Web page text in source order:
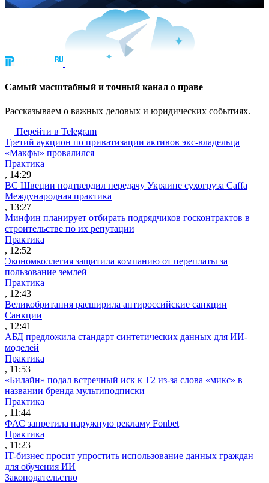
Cамый масштабный и точный канал о праве
Рассказываем о важных деловых и юридических событиях.
Перейти в Telegram
Третий аукцион по приватизации активов экс-владельца
«Макфы» провалился
Практика
, 14:29
ВС Швеции подтвердил передачу Украине сухогруза Caffa
Международная практика
, 13:27
Минфин планирует отбирать подрядчиков госконтрактов в
строительстве по их репутации
Практика
, 12:52
Экономколлегия защитила компанию от переплаты за
пользование землей
Практика
, 12:43
Великобритания расширила антироссийские санкции
Санкции
, 12:41
АБД предложила стандарт синтетических данных для ИИ-
моделей
Практика
, 11:53
«Билайн» подал встречный иск к Т2 из-за слова «микс» в
названии бренда мультиподписки
Практика
, 11:44
ФАС запретила наружную рекламу Fonbet
Практика
, 11:23
IT-бизнес просит упростить использование данных граждан
для обучения ИИ
Законодательство